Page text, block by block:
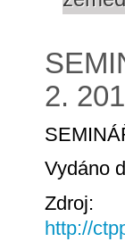
2.
Vydáno
Zdroj:
http://